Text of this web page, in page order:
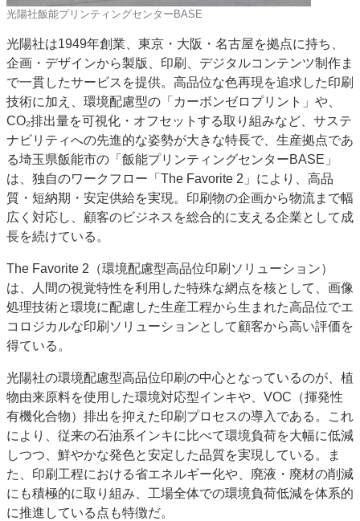
光陽社飯能プリンティングセンターBASE
光陽社は1949年創業、東京・大阪・名古屋を拠点に持ち、
企画・デザインから製版、印刷、デジタルコンテンツ制作ま
で一貫したサービスを提供。高品位な色再現を追求した印刷
技術に加え、環境配慮型の「カーボンゼロプリント」や、
CO₂排出量を可視化・オフセットする取り組みなど、サステ
ナビリティへの先進的な姿勢が大きな特長で、生産拠点であ
る埼玉県飯能市の「飯能プリンティングセンターBASE」
は、独自のワークフロー「The Favorite 2」により、高品
質・短納期・安定供給を実現。印刷物の企画から物流まで幅
広く対応し、顧客のビジネスを総合的に支える企業として成
長を続けている。
The Favorite 2（環境配慮型高品位印刷ソリューション）
は、人間の視覚特性を利用した特殊な網点を核として、画像
処理技術と環境に配慮した生産工程から生まれた高品位でエ
コロジカルな印刷ソリューションとして顧客から高い評価を
得ている。
光陽社の環境配慮型高品位印刷の中心となっているのが、植
物由来原料を使用した環境対応型インキや、VOC（揮発性
有機化合物）排出を抑えた印刷プロセスの導入である。これ
により、従来の石油系インキに比べて環境負荷を大幅に低減
しつつ、鮮やかな発色と安定した品質を実現している。ま
た、印刷工程における省エネルギー化や、廃液・廃材の削減
にも積極的に取り組み、工場全体での環境負荷低減を体系的
に推進している点も特徴だ。